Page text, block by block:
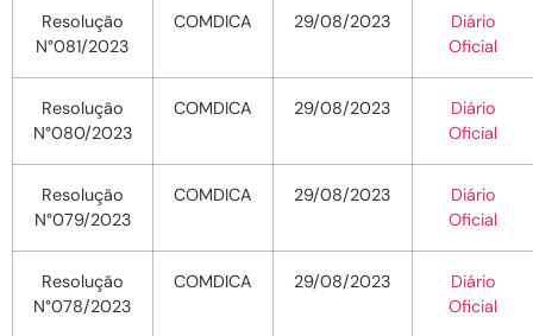
Resolução
N°081/2023
COMDICA 29/08/2023
Diário
Oficial
Resolução
N°080/2023
COMDICA 29/08/2023
Diário
Oficial
Resolução
N°079/2023
COMDICA 29/08/2023
Diário
Oficial
Resolução
N°078/2023
COMDICA 29/08/2023
Diário
Oficial